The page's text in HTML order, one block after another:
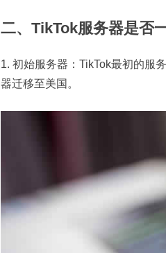
二、TikTok服务器是否
1. 初始服务器：TikTok最初的服
器迁移至美国。